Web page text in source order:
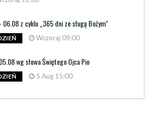
06.08 z cyklu „365 dni ze sługą Bożym"
Wczoraj 09:00
wg słowa Świętego Ojca Pio
5 Aug 15:00